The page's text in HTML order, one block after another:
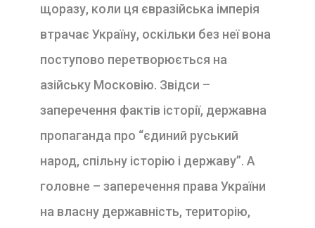
щоразу, коли ця євразійська імперія
втрачає Україну, оскільки без неї вона
поступово перетворюється на
азійську Московію. Звідси –
заперечення фактів історії, державна
пропаганда про “єдиний руський
народ, спільну історію і державу”. А
головне – заперечення права України
на власну державність, територію,